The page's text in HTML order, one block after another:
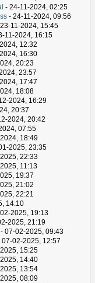
- 24-11-2024, 02:25
- 24-11-2024, 09:56
11-2024, 15:45
11-2024, 16:15
12:32
16:30
20:23
23:57
17:47
18:08
2024, 16:29
20:37
2024, 20:42
07:55
18:49
2025, 23:35
22:33
11:13
19:37
21:02
22:21
14:10
2025, 19:13
2025, 21:19
07-02-2025, 09:43
07-02-2025, 12:57
15:25
14:40
13:54
08:09